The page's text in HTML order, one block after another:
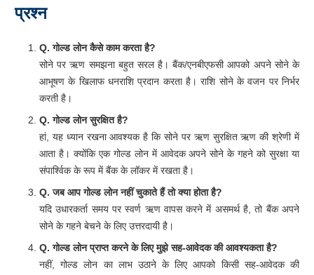
प्रश्न
Q. गोल्ड लोन कैसे काम करता है?
सोने पर ऋण समझना बहुत सरल है। बैंक/एनबीएफसी आपको अपने सोने के
आभूषण के खिलाफ धनराशि प्रदान करता है। राशि सोने के वजन पर निर्भर
करती है।
Q.गोल्ड लोन सुरक्षित है?
हां, यह ध्यान रखना आवश्यक है कि सोने पर ऋण सुरक्षित ऋण की श्रेणी में
आता है। क्योंकि एक गोल्ड लोन में आवेदक अपने सोने के गहने को सुरक्षा या
संपार्श्विक के रूप में बैंक के लॉकर में रखता है।
Q. जब आप गोल्ड लोन नहीं चुकाते हैं तो क्या होता है?
यदि उधारकर्ता समय पर स्वर्ण ऋण वापस करने में असमर्थ है, तो बैंक अपने
सोने के गहने बेचने के लिए उत्तरदायी है।
Q. गोल्ड लोन प्राप्त करने के लिए मुझे सह-आवेदक की आवश्यकता है?
नहीं, गोल्ड लोन का लाभ उठाने के लिए आपको किसी सह-आवेदक की